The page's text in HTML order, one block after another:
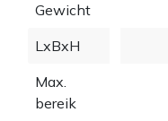
Gewicht
LxBxH
Max.
bereik